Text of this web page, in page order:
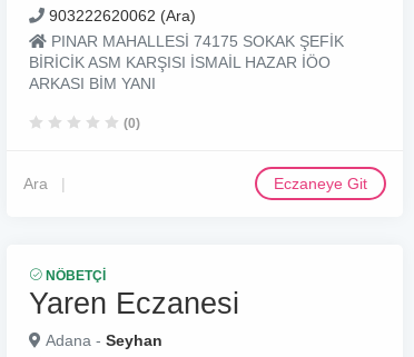
903222620062 (Ara)
PINAR MAHALLESİ 74175 SOKAK ŞEFİK
BİRİCİK ASM KARŞISI İSMAİL HAZAR İÖO
ARKASI BİM YANI
(0)
Ara Eczaneye Git
NÖBETÇI
Yaren Eczanesi
Adana - Seyhan